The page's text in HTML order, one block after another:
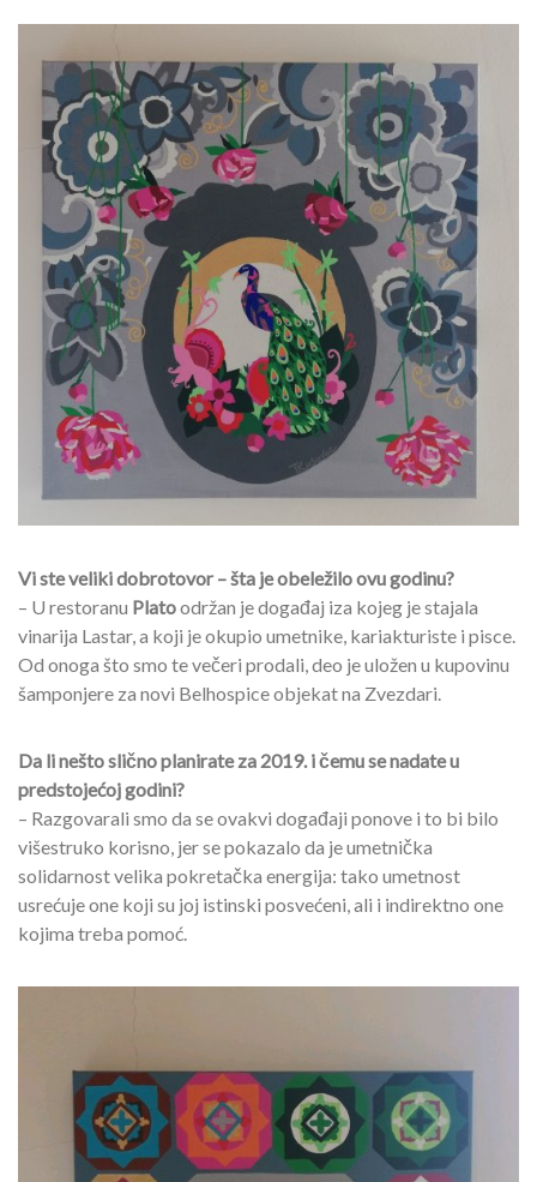
Vi ste veliki dobrotovor – šta je obeležilo ovu godinu?
– U restoranu Platoodržan je događaj iza kojeg je stajala
vinarija Lastar, a koji je okupio umetnike, kariakturiste i pisce.
Od onoga što smo te večeri prodali, deo je uložen u kupovinu
šamponjere za novi Belhospice objekat na Zvezdari.
Da li nešto slično planirate za 2019. i čemu se nadate u
predstojećoj godini?
– Razgovarali smo da se ovakvi događaji ponove i to bi bilo
višestruko korisno, jer se pokazalo da je umetnička
solidarnost velika pokretačka energija: tako umetnost
usrećuje one koji su joj istinski posvećeni, ali i indirektno one
kojima treba pomoć.